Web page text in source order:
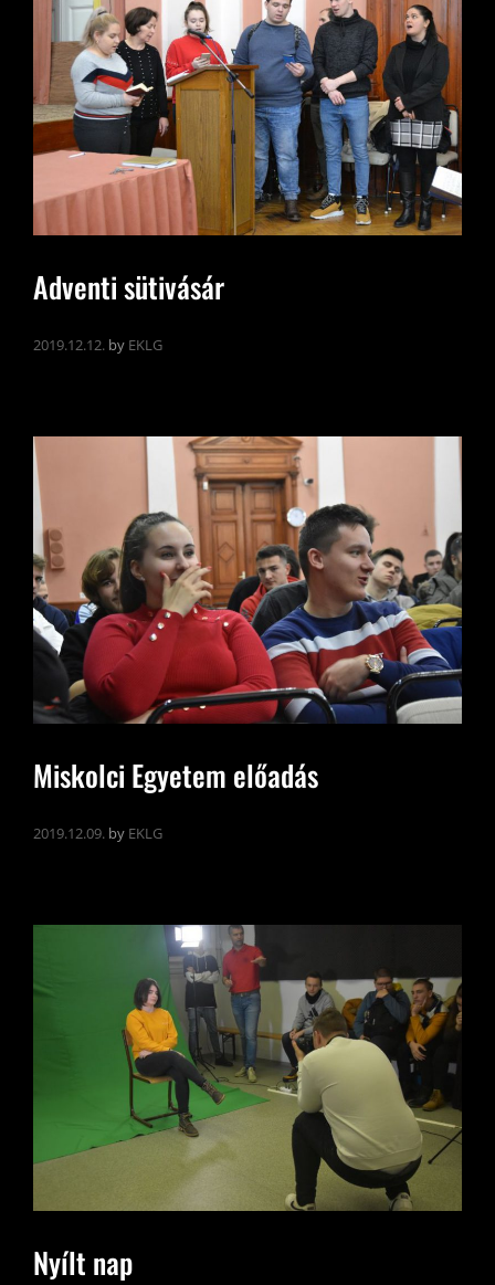
Adventi sütivásár
2019.12.12. by EKLG
Miskolci Egyetem előadás
2019.12.09. by EKLG
Nyílt nap